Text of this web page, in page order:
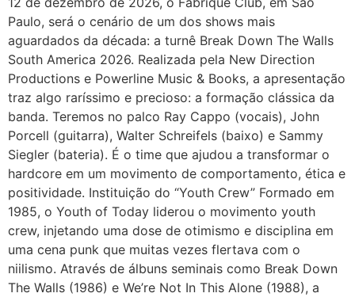
Paulo, será o cenário de um dos shows mais
aguardados da década: a turnê Break Down The Walls
South America 2026. Realizada pela New Direction
Productions e Powerline Music & Books, a apresentação
traz algo raríssimo e precioso: a formação clássica da
banda. Teremos no palco Ray Cappo (vocais), John
Porcell (guitarra), Walter Schreifels (baixo) e Sammy
Siegler (bateria). É o time que ajudou a transformar o
hardcore em um movimento de comportamento, ética e
positividade. Instituição do “Youth Crew” Formado em
1985, o Youth of Today liderou o movimento youth
crew, injetando uma dose de otimismo e disciplina em
uma cena punk que muitas vezes flertava com o
niilismo. Através de álbuns seminais como Break Down
The Walls (1986) e We’re Not In This Alone (1988), a